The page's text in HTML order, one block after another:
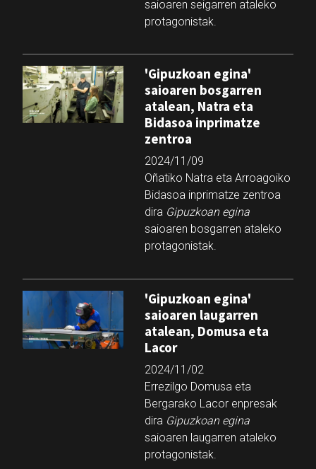
saioaren seigarren ataleko
protagonistak.
'Gipuzkoan egina'
saioaren bosgarren
atalean, Natra eta
Bidasoa inprimatze
zentroa
2024/11/09
Oñatiko Natra eta Arroagoiko
Bidasoa inprimatze zentroa
dira Gipuzkoan egina
saioaren bosgarren ataleko
protagonistak.
'Gipuzkoan egina'
saioaren laugarren
atalean, Domusa eta
Lacor
2024/11/02
Errezilgo Domusa eta
Bergarako Lacor enpresak
dira Gipuzkoan egina
saioaren laugarren ataleko
protagonistak.